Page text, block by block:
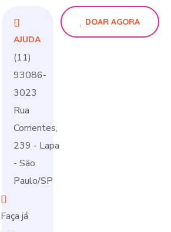
AJUDA
(11)
93086-
3023
Rua
Corrientes,
239 - Lapa
- São
Paulo/SP
Faça já
DOAR AGORA